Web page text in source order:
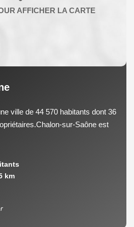
ville de 44 570 habitants dont 36
sur-Saône est
km